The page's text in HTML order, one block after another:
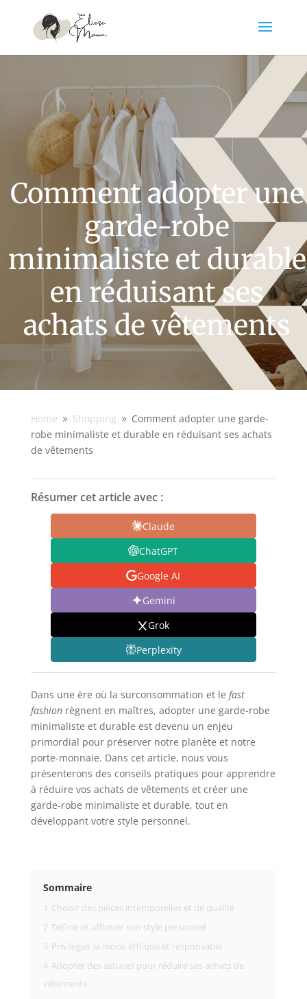
Comment adopter une
garde-robe
minimaliste et durable
en réduisant ses
achats de vêtements
Home 9 Shopping 9 Comment adopter une garde-
robe minimaliste et durable en réduisant ses achats
de vêtements
Résumer cet article avec :
Claude
ChatGPT
Google AI
Gemini
Grok
Perplexity
Dans une ère où la surconsommation et le fast
fashionrègnent en maîtres, adopter une garde-robe
minimaliste et durable est devenu un enjeu
primordial pour préserver notre planète et notre
porte-monnaie. Dans cet article, nous vous
présenterons des conseils pratiques pour apprendre
à réduire vos achats de vêtements et créer une
garde-robe minimaliste et durable, tout en
développant votre style personnel.
Sommaire
1 Choisir des pièces intemporelles et de qualité
2 Définir et affirmer son style personnel
3 Privilégier la mode éthique et responsable
4 Adopter des astuces pour réduire ses achats de
vêtements